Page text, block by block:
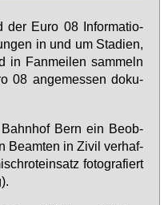
der Eu­ro 08 In­for­ma­tio­
in und um Sta­di­en,
in Fan­mei­len sam­meln
08 an­ge­mes­sen do­ku­
Bern ein Be­ob­
Be­am­ten in Zi­vil ver­haf­
fo­to­gra­fiert